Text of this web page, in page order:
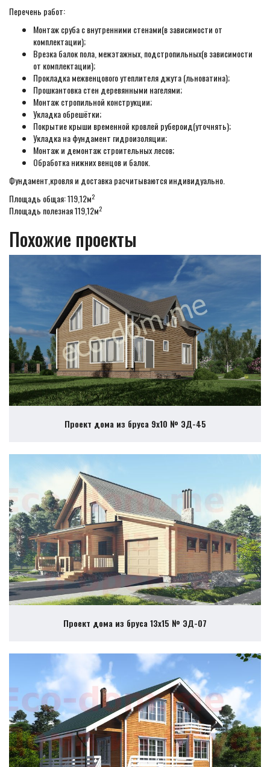
Перечень работ:
Монтаж сруба с внутренними стенами(в зависимости от
комплектации);
Врезка балок пола, межэтажных, подстропильных(в зависимости
от комплектации);
Прокладка межвенцового утеплителя джута (льноватина);
Прошкантовка стен деревянными нагелями;
Монтаж стропильной конструкции;
Укладка обрешётки;
Покрытие крыши временной кровлей рубероид(уточнять);
Укладка на фундамент гидроизоляции;
Монтаж и демонтаж строительных лесов;
Обработка нижних венцов и балок.
Фундамент,кровля и доставка расчитываются индивидуально.
Площадь общая: 119,12м2
Площадь полезная 119,12м2
Похожие проекты
Проект дома из бруса 9х10 № ЭД-45
Проект дома из бруса 13х15 № ЭД-07